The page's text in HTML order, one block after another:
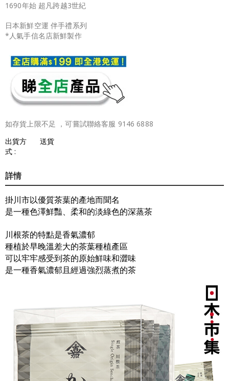
1690年始 超凡跨越3世紀
日本新鮮空運 伴手禮系列
*人氣手信名店新鮮製作
如存貨上限不足 ，可嘗試聯絡客服 9146 6888
出貨方
式 :
送貨
詳情
掛川市以優質茶葉的產地而聞名
是一種色澤鮮豔、柔和的淡綠色的深蒸茶
川根茶的特點是香氣濃郁
種植於早晚溫差大的茶葉種植產區
可以牢牢感受到茶的原始鮮味和澀味
是一種香氣濃郁且經過強烈蒸煮的茶